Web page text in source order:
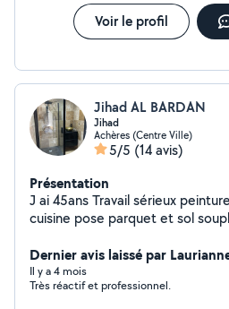
Voir le profil
Jihad AL BARDAN
Jihad
Achères (Centre Ville)
5/5 (14 avis)
Présentation
J ai 45ans Travail sérieux peinture carrelage pose de
cuisine pose parquet et sol
Dernier avis laissé par
Il y a 4 mois
Très réactif et professionnel.